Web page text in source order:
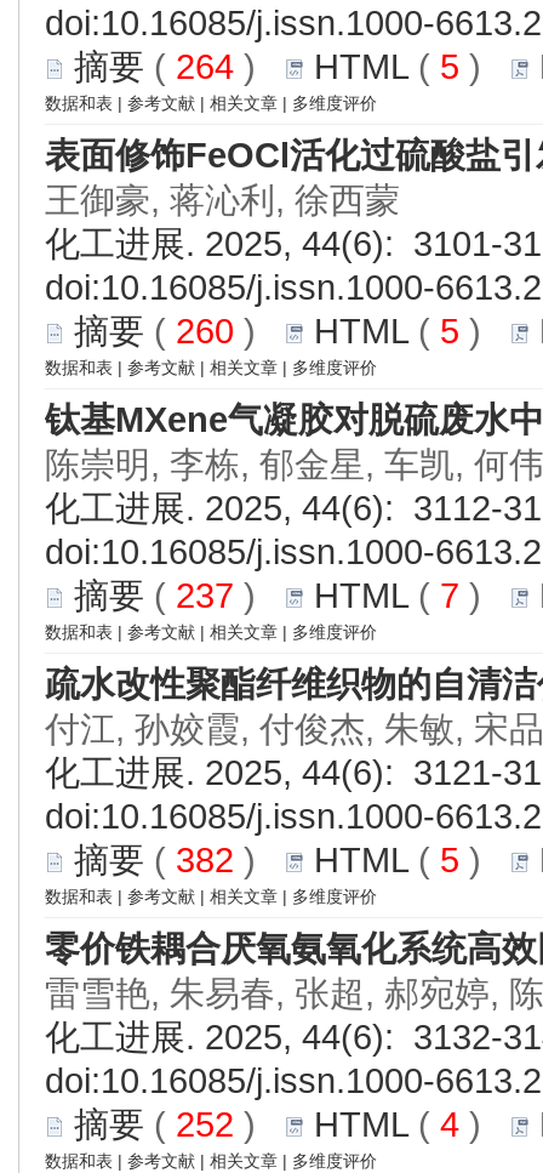
doi:10.16085/j.issn.1000-
摘要 ( 264 ) HTML( 5 )
数据和表 | 参考文献 | 相关文章 | 多维度评价
表面修饰FeOCl活化过硫酸盐
王御豪, 蒋沁利, 徐西蒙
化工进展. 2025, 44(6): 3101-
doi:10.16085/j.issn.1000-
摘要 ( 260 ) HTML( 5 )
数据和表 | 参考文献 | 相关文章 | 多维度评价
钛基MXene气凝胶对脱硫废水
陈崇明, 李栋, 郁金星, 车凯, 何
化工进展. 2025, 44(6): 3112-
doi:10.16085/j.issn.1000-
摘要 ( 237 ) HTML( 7 )
数据和表 | 参考文献 | 相关文章 | 多维度评价
疏水改性聚酯纤维织物的自清
付江, 孙姣霞, 付俊杰, 朱敏, 宋
化工进展. 2025, 44(6): 3121-
doi:10.16085/j.issn.1000-
摘要 ( 382 ) HTML( 5 )
数据和表 | 参考文献 | 相关文章 | 多维度评价
零价铁耦合厌氧氨氧化系统高
雷雪艳, 朱易春, 张超, 郝宛婷,
化工进展. 2025, 44(6): 3132-
doi:10.16085/j.issn.1000-
摘要 ( 252 ) HTML( 4 )
数据和表 | 参考文献 | 相关文章 | 多维度评价